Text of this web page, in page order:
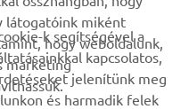
látogatóink miként
hogy weboldalunk,
marketing
k segítségével a
kapcsolatos,
jelenítünk meg
és harmadik felek